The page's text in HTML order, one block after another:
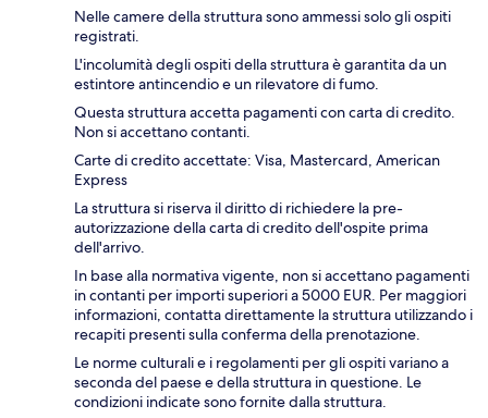
Nelle camere della struttura sono ammessi solo gli ospiti
registrati.
L'incolumità degli ospiti della struttura è garantita da un
estintore antincendio e un rilevatore di fumo.
Questa struttura accetta pagamenti con carta di credito.
Non si accettano contanti.
Carte di credito accettate: Visa, Mastercard, American
Express
La struttura si riserva il diritto di richiedere la pre-
autorizzazione della carta di credito dell'ospite prima
dell'arrivo.
In base alla normativa vigente, non si accettano pagamenti
in contanti per importi superiori a 5000 EUR. Per maggiori
informazioni, contatta direttamente la struttura utilizzando i
recapiti presenti sulla conferma della prenotazione.
Le norme culturali e i regolamenti per gli ospiti variano a
seconda del paese e della struttura in questione. Le
condizioni indicate sono fornite dalla struttura.